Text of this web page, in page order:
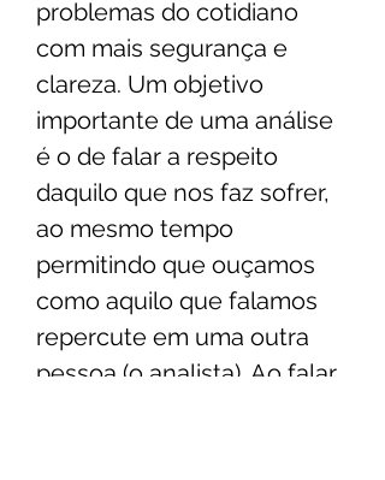
problemas do cotidiano
com mais segurança e
clareza. Um objetivo
importante de uma análise
é o de falar a respeito
daquilo que nos faz sofrer,
ao mesmo tempo
permitindo que ouçamos
como aquilo que falamos
repercute em uma outra
pessoa (o analista). Ao falar,